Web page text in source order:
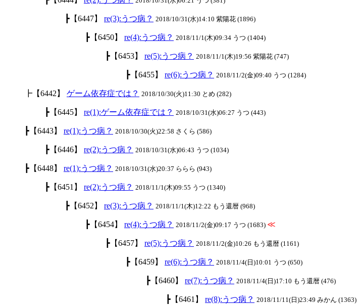
┣【6447】 re(3):うつ病？ 2018/10/31(水)14:10 紫陽花 (1896)
┣【6450】 re(4):うつ病？ 2018/11/1(木)09:34 うつ (1404)
┣【6453】 re(5):うつ病？ 2018/11/1(木)19:56 紫陽花 (747)
┣【6455】 re(6):うつ病？ 2018/11/2(金)09:40 うつ (1284)
┣【6442】 ゲーム依存症では？ 2018/10/30(火)11:30 とめ (282)
┣【6445】 re(1):ゲーム依存症では？ 2018/10/31(水)06:27 うつ (443)
┣【6443】 re(1):うつ病？ 2018/10/30(火)22:58 さくら (586)
┣【6446】 re(2):うつ病？ 2018/10/31(水)06:43 うつ (1034)
┣【6448】 re(1):うつ病？ 2018/10/31(水)20:37 ららら (943)
┣【6451】 re(2):うつ病？ 2018/11/1(木)09:55 うつ (1340)
┣【6452】 re(3):うつ病？ 2018/11/1(木)12:22 もう還暦 (968)
┣【6454】 re(4):うつ病？ 2018/11/2(金)09:17 うつ (1683) ≪
┣【6457】 re(5):うつ病？ 2018/11/2(金)10:26 もう還暦 (1161)
┣【6459】 re(6):うつ病？ 2018/11/4(日)10:01 うつ (650)
┣【6460】 re(7):うつ病？ 2018/11/4(日)17:10 もう還暦 (476)
┣【6461】 re(8):うつ病？ 2018/11/11(日)23:49 みかん (1363)